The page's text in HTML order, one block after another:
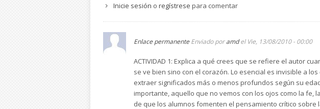
Inicie sesión o regístrese para comentar
Enlace permanente Enviado poramdel Vie, 13/08/2010 - 00:00
ACTIVIDAD 1: Explica a qué crees que se refiere el autor
se ve bien sino con el corazón. Lo esencial es invisible a
extraer significados más o menos profundos según su
importante, aquello que no vemos con los ojos como la fe,
de que los alumnos fomenten el pensamiento crítico